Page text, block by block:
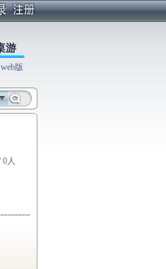
游
web版
0人